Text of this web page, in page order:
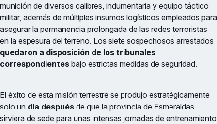
munición de diversos calibres, indumentaria y equipo táctico
militar, además de múltiples insumos logísticos empleados para
asegurar la permanencia prolongada de las redes terroristas
en la espesura del terreno. Los siete sospechosos arrestados
quedaron a disposición de los tribunales
correspondientes bajo estrictas medidas de seguridad.
El éxito de esta misión terrestre se produjo estratégicamente
solo un día después de que la provincia de Esmeraldas
sirviera de sede para unas intensas jornadas de entrenamiento